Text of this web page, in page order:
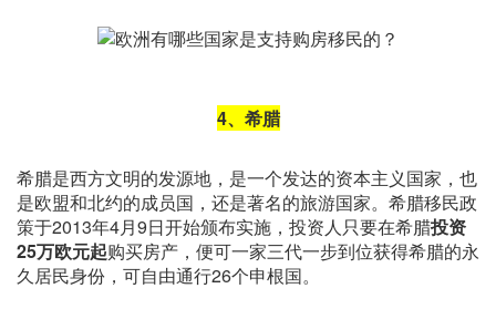
4、希腊
希腊是西方文明的发源地，是一个发达的资本主义国家，也
是欧盟和北约的成员国，还是著名的旅游国家。希腊移民政
策于2013年4月9日开始颁布实施，投资人只要在希腊投资
25万欧元起购买房产，便可一家三代一步到位获得希腊的永
久居民身份，可自由通行26个申根国。